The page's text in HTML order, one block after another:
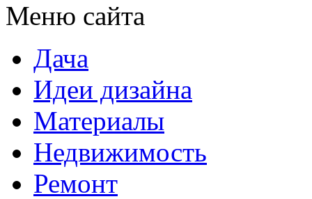
Меню сайта
Дача
Идеи дизайна
Материалы
Недвижимость
Ремонт